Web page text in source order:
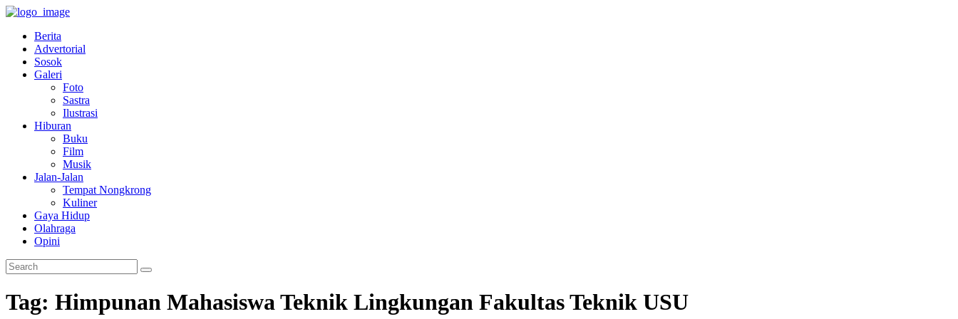
Berita
Advertorial
Sosok
Galeri
Foto
Sastra
Ilustrasi
Hiburan
Buku
Film
Musik
Jalan-Jalan
Tempat Nongkrong
Kuliner
Gaya Hidup
Olahraga
Opini
Tag: Himpunan Mahasiswa Teknik Lingkungan Fakultas Teknik USU